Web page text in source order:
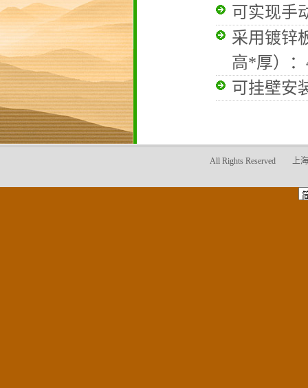
可实现手
采用镀锌
高*厚）：
可挂壁安
All Rights Reserved 上